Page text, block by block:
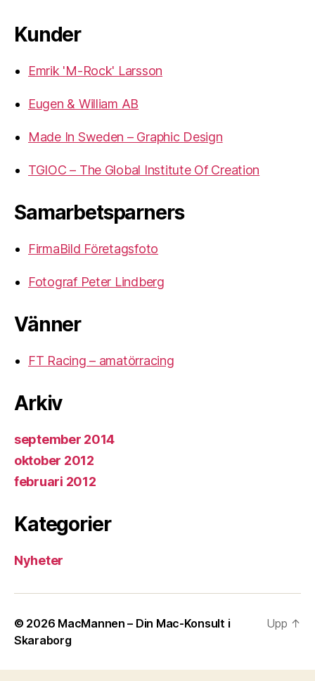
Kunder
Emrik 'M-Rock' Larsson
Eugen & William AB
Made In Sweden – Graphic Design
TGIOC – The Global Institute Of Creation
Samarbetsparners
FirmaBild Företagsfoto
Fotograf Peter Lindberg
Vänner
FT Racing – amatörracing
Arkiv
september 2014
oktober 2012
februari 2012
Kategorier
Nyheter
© 2026 MacMannen – Din Mac-Konsult i
Skaraborg
Upp ↑